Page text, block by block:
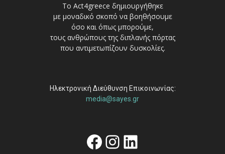
Το Act4greece δημιουργήθηκε
με μοναδικό σκοπό να βοηθήσουμε
όσο και όπως μπορούμε,
τους ανθρώπους της διπλανής πόρτας
που αντιμετωπίζουν δυσκολίες.
Ηλεκτρονική Διεύθυνση Επικοινωνίας:
media@sayes.gr
Facebook
Instagram
Linkedin